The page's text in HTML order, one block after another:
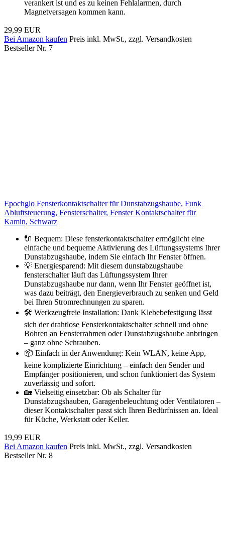
verankert ist und es zu keinen Fehlalarmen, durch
Magnetversagen kommen kann.
29,99 EUR
Bei Amazon kaufen Preis inkl. MwSt., zzgl. Versandkosten
Bestseller Nr. 7
Epochglo Fensterkontaktschalter für Dunstabzugshaube, Funk
Abluftsteuerung, Fensterschalter, Fenster Kontaktschalter für
Kamin, Schwarz
🔌 Bequem: Diese fensterkontaktschalter ermöglicht eine
einfache und bequeme Aktivierung des Lüftungssystems Ihrer
Dunstabzugshaube, indem Sie einfach Ihr Fenster öffnen.
💡 Energiesparend: Mit diesem dunstabzugshaube
fensterschalter läuft das Lüftungssystem Ihrer
Dunstabzugshaube nur dann, wenn Ihr Fenster geöffnet ist,
was dazu beiträgt, den Energieverbrauch zu senken und Geld
bei Ihren Stromrechnungen zu sparen.
🛠️ Werkzeugfreie Installation: Dank Klebebefestigung lässt
sich der drahtlose Fensterkontaktschalter schnell und ohne
Bohren an Fensterrahmen oder Dunstabzugshaube anbringen
– ganz ohne Schrauben.
📦 Einfach in der Anwendung: Kein WLAN, keine App,
keine komplizierte Einrichtung – einfach den Sender und
Empfänger positionieren, und schon funktioniert das System
zuverlässig und sofort.
🏡 Vielseitig einsetzbar: Ob als Schalter für
Dunstabzugshauben, Garagenbeleuchtung oder Ventilatoren –
dieser Kontaktschalter passt sich Ihren Bedürfnissen an. Ideal
für Küche, Werkstatt oder Keller.
19,99 EUR
Bei Amazon kaufen Preis inkl. MwSt., zzgl. Versandkosten
Bestseller Nr. 8